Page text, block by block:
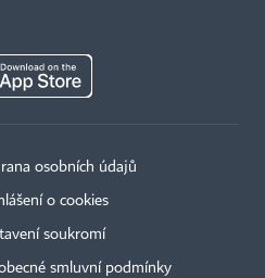
osobních údajů
o cookies
soukromí
smluvní podmínky